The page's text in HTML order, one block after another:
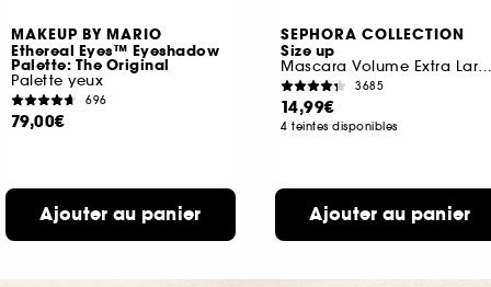
MAKEUP BY MARIO
Ethereal Eyes™ Eyeshadow
Palette: The Original
Palette yeux
696
79,00€
Ajouter au panier
SEPHORA COLLECTION
Size up
Mascara Volume Extra Large Immédiat
3685
14,99€
4 teintes disponibles
Ajouter au panier